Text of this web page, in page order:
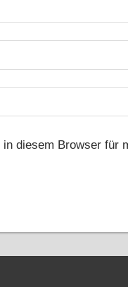
diesem Browser für